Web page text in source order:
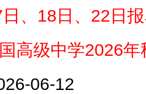
、18日、22日
高级中学2026
06-12